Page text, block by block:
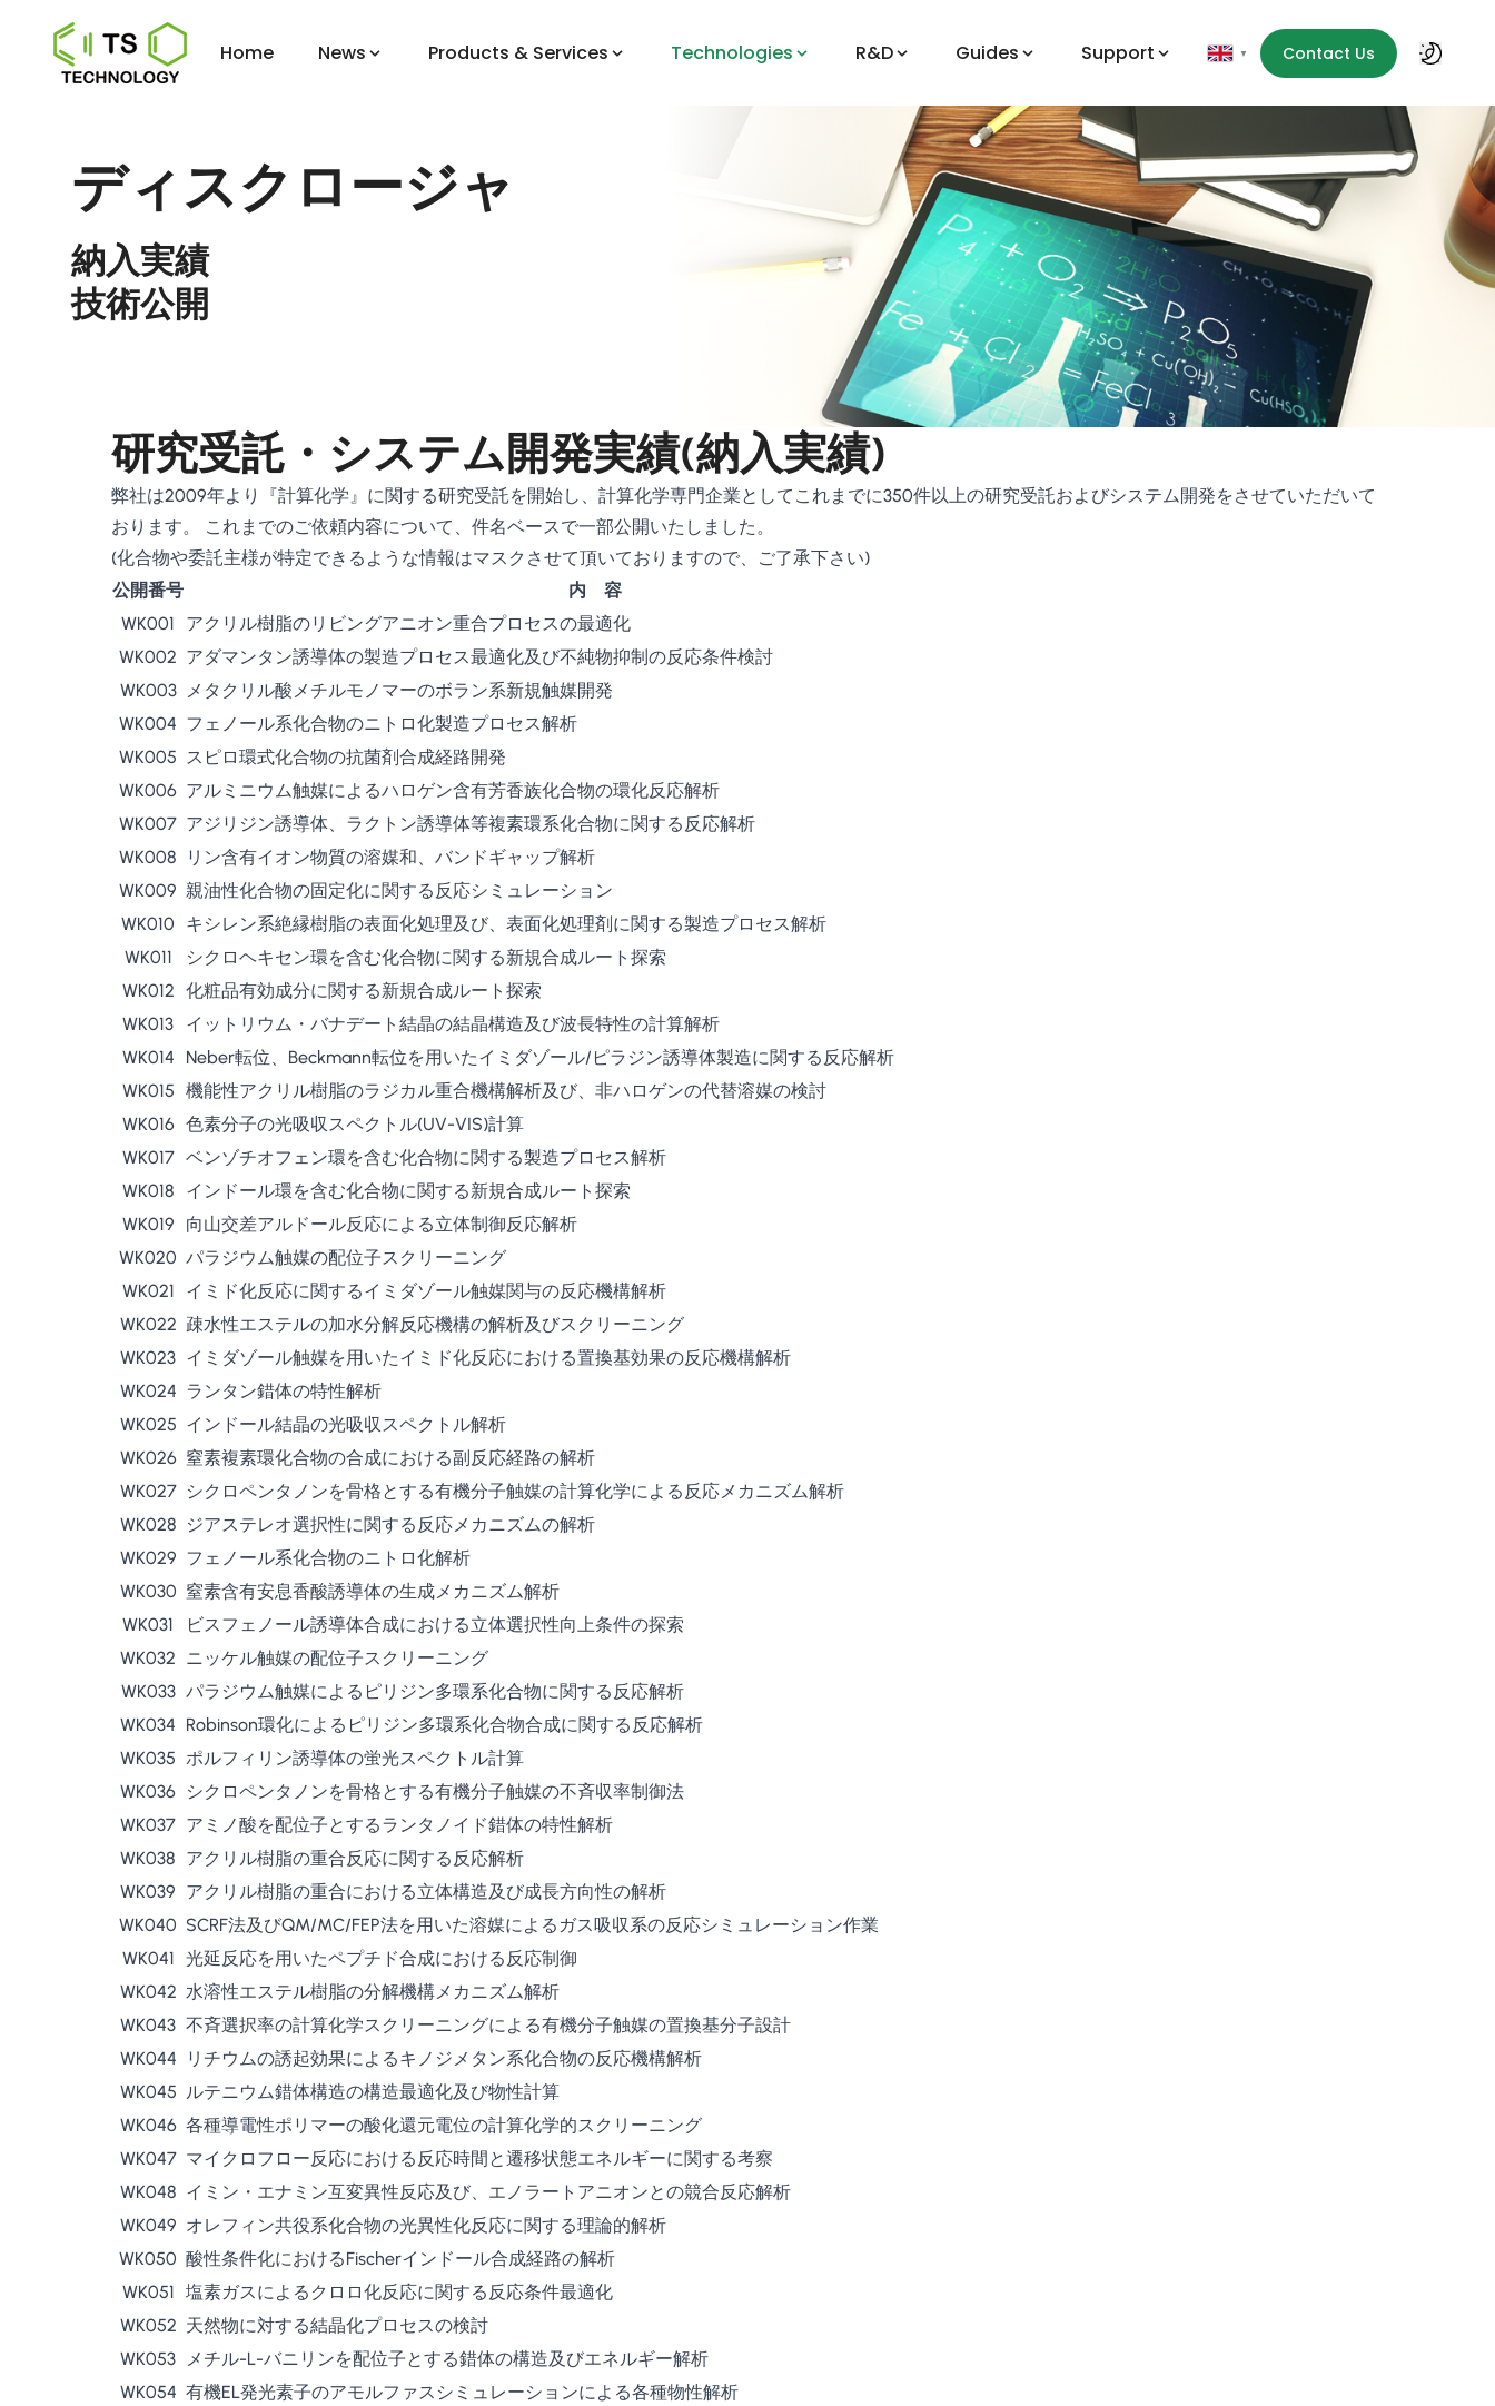
Home News Products & Services Technologies R&D Guides Support ▼ Contact Us
ディスクロージャ
納入実績
技術公開
研究受託・システム開発実績(納入実績)
弊社は2009年より『計算化学』に関する研究受託を開始し、計算化学専門企業としてこれまでに350件以上の研究受託およびシステム開発をさせていただいて
おります。 これまでのご依頼内容について、件名ベースで一部公開いたしました。
(化合物や委託主様が特定できるような情報はマスクさせて頂いておりますので、ご了承下さい)
公開番号
内 容
WK001
アクリル樹脂のリビングアニオン重合プロセスの最適化
WK002 アダマンタン誘導体の製造プロセス最適化及び不純物抑制の反応条件検討
WK003 メタクリル酸メチルモノマーのボラン系新規触媒開発
WK004 フェノール系化合物のニトロ化製造プロセス解析
WK005 スピロ環式化合物の抗菌剤合成経路開発
WK006 アルミニウム触媒によるハロゲン含有芳香族化合物の環化反応解析
WK007 アジリジン誘導体、ラクトン誘導体等複素環系化合物に関する反応解析
WK008
リン含有イオン物質の溶媒和、バンドギャップ解析
WK009 親油性化合物の固定化に関する反応シミュレーション
WK010
キシレン系絶縁樹脂の表面化処理及び、表面化処理剤に関する製造プロセス解析
WK011
シクロヘキセン環を含む化合物に関する新規合成ルート探索
WK012 化粧品有効成分に関する新規合成ルート探索
WK013
イットリウム・バナデート結晶の結晶構造及び波長特性の計算解析
WK014
Neber転位、Beckmann転位を用いたイミダゾール/ピラジン誘導体製造に関する反応解析
WK015 機能性アクリル樹脂のラジカル重合機構解析及び、非ハロゲンの代替溶媒の検討
WK016 色素分子の光吸収スペクトル(UV-VIS)計算
WK017 ベンゾチオフェン環を含む化合物に関する製造プロセス解析
WK018
インドール環を含む化合物に関する新規合成ルート探索
WK019
向山交差アルドール反応による立体制御反応解析
WK020 パラジウム触媒の配位子スクリーニング
WK021
イミド化反応に関するイミダゾール触媒関与の反応機構解析
WK022 疎水性エステルの加水分解反応機構の解析及びスクリーニング
WK023 イミダゾール触媒を用いたイミド化反応における置換基効果の反応機構解析
WK024 ランタン錯体の特性解析
WK025 インドール結晶の光吸収スペクトル解析
WK026 窒素複素環化合物の合成における副反応経路の解析
WK027 シクロペンタノンを骨格とする有機分子触媒の計算化学による反応メカニズム解析
WK028 ジアステレオ選択性に関する反応メカニズムの解析
WK029 フェノール系化合物のニトロ化解析
WK030 窒素含有安息香酸誘導体の生成メカニズム解析
WK031
ビスフェノール誘導体合成における立体選択性向上条件の探索
WK032 ニッケル触媒の配位子スクリーニング
WK033 パラジウム触媒によるピリジン多環系化合物に関する反応解析
WK034 Robinson環化によるピリジン多環系化合物合成に関する反応解析
WK035 ポルフィリン誘導体の蛍光スペクトル計算
WK036 シクロペンタノンを骨格とする有機分子触媒の不斉収率制御法
WK037 アミノ酸を配位子とするランタノイド錯体の特性解析
WK038 アクリル樹脂の重合反応に関する反応解析
WK039 アクリル樹脂の重合における立体構造及び成長方向性の解析
WK040 SCRF法及びQM/MC/FEP法を用いた溶媒によるガス吸収系の反応シミュレーション作業
WK041 光延反応を用いたペプチド合成における反応制御
WK042 水溶性エステル樹脂の分解機構メカニズム解析
WK043 不斉選択率の計算化学スクリーニングによる有機分子触媒の置換基分子設計
WK044
リチウムの誘起効果によるキノジメタン系化合物の反応機構解析
WK045 ルテニウム錯体構造の構造最適化及び物性計算
WK046 各種導電性ポリマーの酸化還元電位の計算化学的スクリーニング
WK047 マイクロフロー反応における反応時間と遷移状態エネルギーに関する考察
WK048 イミン・エナミン互変異性反応及び、エノラートアニオンとの競合反応解析
WK049 オレフィン共役系化合物の光異性化反応に関する理論的解析
WK050 酸性条件化におけるFischerインドール合成経路の解析
WK051 塩素ガスによるクロロ化反応に関する反応条件最適化
WK052 天然物に対する結晶化プロセスの検討
WK053 メチル-L-バニリンを配位子とする錯体の構造及びエネルギー解析
WK054 有機EL発光素子のアモルファスシミュレーションによる各種物性解析